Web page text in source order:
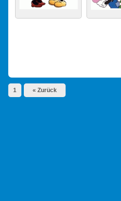
1 « Zurück